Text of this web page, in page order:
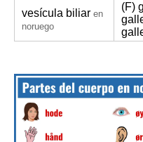
vesícula biliar en
noruego
(F)